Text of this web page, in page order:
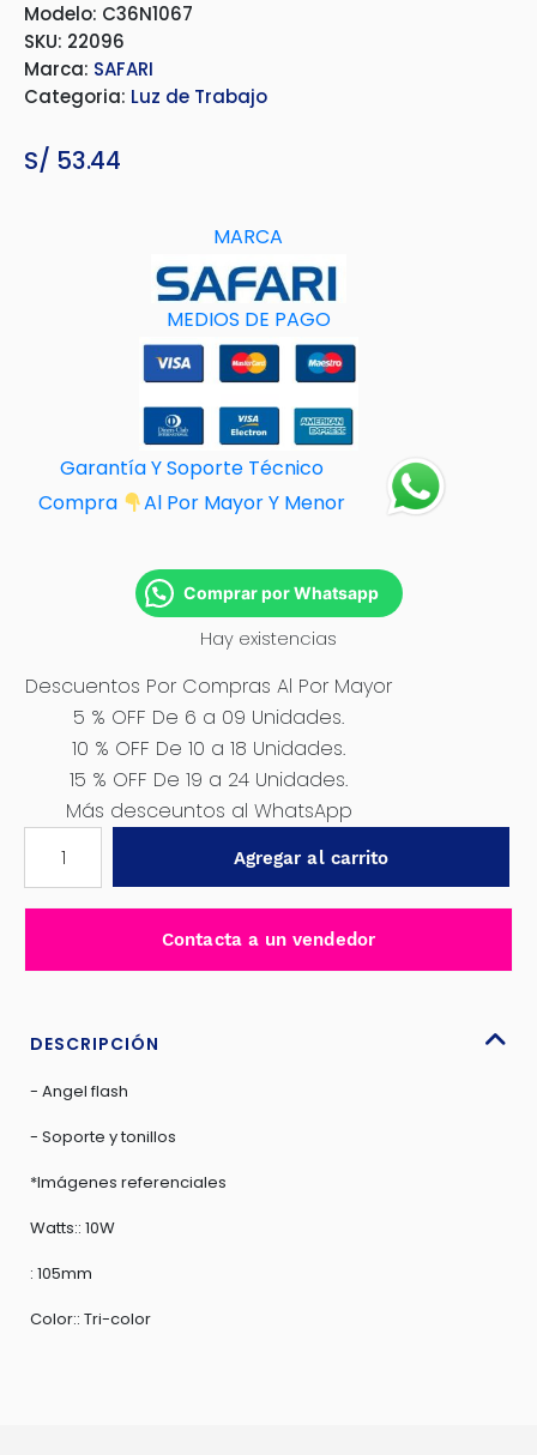
Modelo: C36N1067
SKU: 22096
Marca: SAFARI
Categoria: Luz de Trabajo
S/ 53.44
MARCA
MEDIOS DE PAGO
Garantía Y Soporte Técnico
Compra
Al Por Mayor Y Menor
Comprar por Whatsapp
Hay existencias
Descuentos Por Compras Al Por Mayor
5 % OFF De 6 a 09 Unidades.
10 % OFF De 10 a 18 Unidades.
15 % OFF De 19 a 24 Unidades.
Más desceuntos al WhatsApp
de
-
cantidad
Agregar al carrito
Contacta a un vendedor
DESCRIPCIÓN
- Angel flash
- Soporte y tonillos
*Imágenes referenciales
Watts:: 10W
: 105mm
Color:: Tri-color